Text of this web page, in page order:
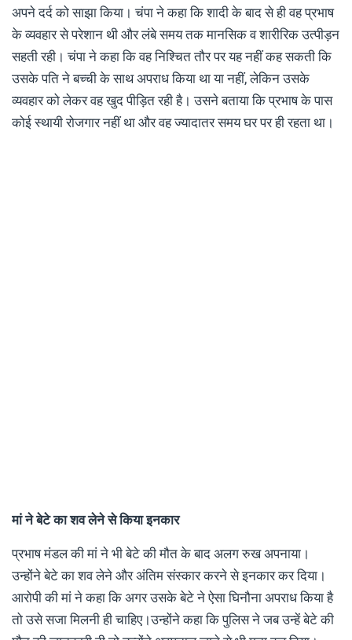
अपने दर्द को साझा किया। चंपा ने कहा कि शादी के बाद से ही वह प्रभाष
के व्यवहार से परेशान थी और लंबे समय तक मानसिक व शारीरिक उत्पीड़न
सहती रही। चंपा ने कहा कि वह निश्चित तौर पर यह नहीं कह सकती कि
उसके पति ने बच्ची के साथ अपराध किया था या नहीं, लेकिन उसके
व्यवहार को लेकर वह खुद पीड़ित रही है। उसने बताया कि प्रभाष के पास
कोई स्थायी रोजगार नहीं था और वह ज्यादातर समय घर पर ही रहता था।
मां ने बेटे का शव लेने से किया इनकार
प्रभाष मंडल की मां ने भी बेटे की मौत के बाद अलग रुख अपनाया।
उन्होंने बेटे का शव लेने और अंतिम संस्कार करने से इनकार कर दिया।
आरोपी की मां ने कहा कि अगर उसके बेटे ने ऐसा घिनौना अपराध किया है
तो उसे सजा मिलनी ही चाहिए।उन्होंने कहा कि पुलिस ने जब उन्हें बेटे की